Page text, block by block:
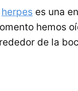
herpes es una
hemos
de la